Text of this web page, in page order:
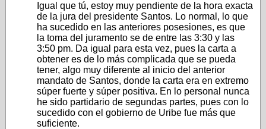
Igual que tú, estoy muy pendiente de la hora exacta
de la jura del presidente Santos. Lo normal, lo que
ha sucedido en las anteriores posesiones, es que
la toma del juramento se de entre las 3:30 y las
3:50 pm. Da igual para esta vez, pues la carta a
obtener es de lo más complicada que se pueda
tener, algo muy diferente al inicio del anterior
mandato de Santos, donde la carta era en extremo
súper fuerte y súper positiva. En lo personal nunca
he sido partidario de segundas partes, pues con lo
sucedido con el gobierno de Uribe fue más que
suficiente.